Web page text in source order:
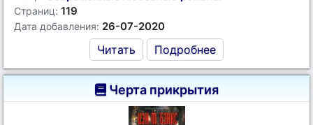
Страниц: 119
Дата добавления: 26-07-2020
Читать Подробнее
Черта прикрытия